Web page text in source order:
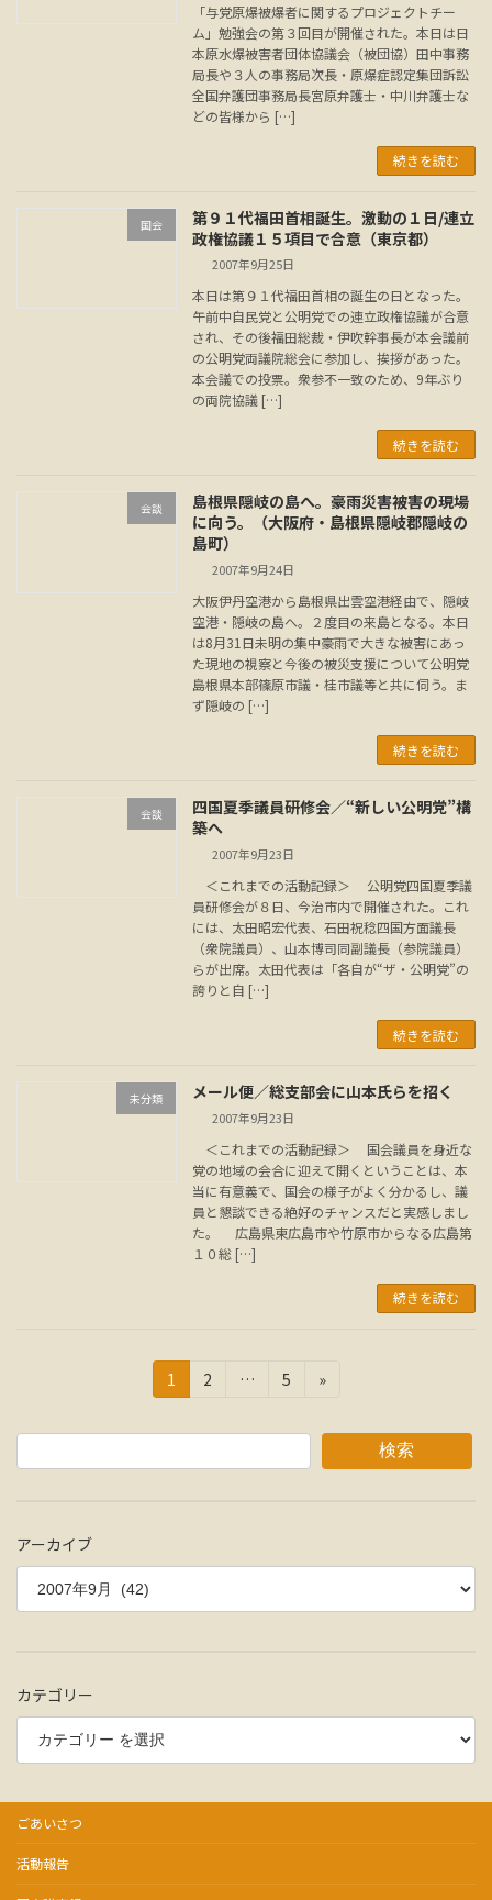
「与党原爆被爆者に関するプロジェクトチー
ム」勉強会の第３回目が開催された。本日は日
本原水爆被害者団体協議会（被団協）田中事務
局長や３人の事務局次長・原爆症認定集団訴訟
全国弁護団事務局長宮原弁護士・中川弁護士な
どの皆様から […]
続きを読む
国会
第９１代福田首相誕生。激動の１日/連立
政権協議１５項目で合意（東京都）
2007年9月25日
本日は第９１代福田首相の誕生の日となった。
午前中自民党と公明党での連立政権協議が合意
され、その後福田総裁・伊吹幹事長が本会議前
の公明党両議院総会に参加し、挨拶があった。
本会議での投票。衆参不一致のため、9年ぶり
の両院協議 […]
続きを読む
会談
島根県隠岐の島へ。豪雨災害被害の現場
に向う。（大阪府・島根県隠岐郡隠岐の
島町）
2007年9月24日
大阪伊丹空港から島根県出雲空港経由で、隠岐
空港・隠岐の島へ。２度目の来島となる。本日
は8月31日未明の集中豪雨で大きな被害にあっ
た現地の視察と今後の被災支援について公明党
島根県本部篠原市議・桂市議等と共に伺う。ま
ず隠岐の […]
続きを読む
会談
四国夏季議員研修会／“新しい公明党”構
築へ
2007年9月23日
＜これまでの活動記録＞ 公明党四国夏季議
員研修会が８日、今治市内で開催された。これ
には、太田昭宏代表、石田祝稔四国方面議長
（衆院議員）、山本博司同副議長（参院議員）
らが出席。太田代表は「各自が“ザ・公明党”の
誇りと自 […]
続きを読む
未分類 メール便／総支部会に山本氏らを招く
2007年9月23日
＜これまでの活動記録＞ 国会議員を身近な
党の地域の会合に迎えて開くということは、本
当に有意義で、国会の様子がよく分かるし、議
員と懇談できる絶好のチャンスだと実感しまし
た。 広島県東広島市や竹原市からなる広島第
１０総 […]
続きを読む
ジ
送
固
定
ジ
1
固
ジ
2 …
固
ジ
5 »
検索
アーカイブ
カテゴリー
ごあいさつ
活動報告